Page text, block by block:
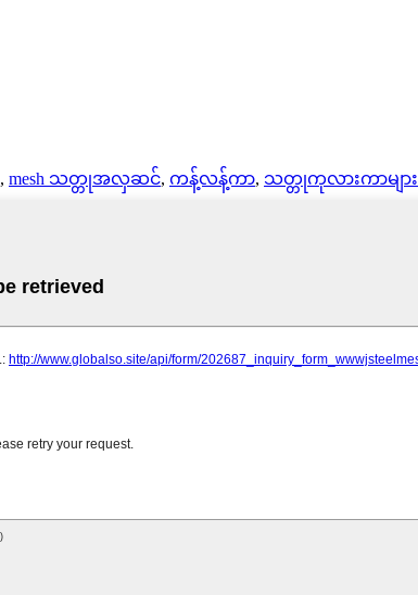
, mesh သတ္တုအလှဆင်, ကန့်လန့်ကာ, သတ္တုကုလားကာများ